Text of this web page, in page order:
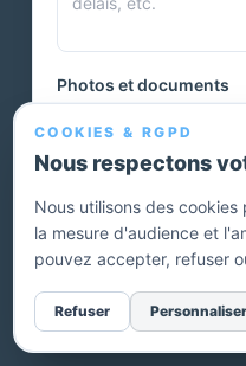
Photos et documents
Vous pouvez joindre
Envoyer ma
Sans engagement. Un
COOKIES & RGPD
Nous respectons
Nous utilisons des
la mesure d'audience et
pouvez accepter, refuser
Refuser Personnaliser